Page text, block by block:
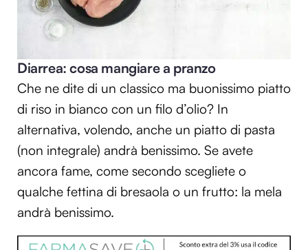
Diarrea: cosa mangiare a pranzo
Che ne dite di un classico ma buonissimo piatto
di riso in bianco con un filo d’olio? In
alternativa, volendo, anche un piatto di pasta
(non integrale) andrà benissimo. Se avete
ancora fame, come secondo scegliete o
qualche fettina di bresaola o un frutto: la mela
andrà benissimo.